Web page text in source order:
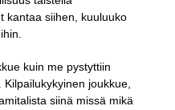
kantaa siihen, kuuluuko
kuin me pystyttiin
joukkue,
siinä missä mikä